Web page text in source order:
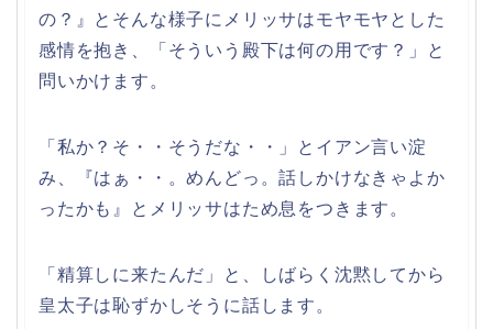
の？』とそんな様子にメリッサはモヤモヤとした
感情を抱き、「そういう殿下は何の用です？」と
問いかけます。
「私か？そ・・そうだな・・」とイアン言い淀
み、『はぁ・・。めんどっ。話しかけなきゃよか
ったかも』とメリッサはため息をつきます。
「精算しに来たんだ」と、しばらく沈黙してから
皇太子は恥ずかしそうに話します。